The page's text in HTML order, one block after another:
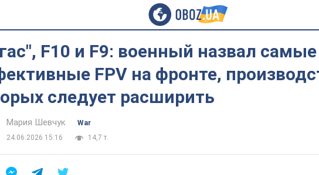
F10 и F9: военный назвал самые
FPV на фронте,
следует расширить
Мария Шевчук
War
24.06.2026 15:16
14,7 т.